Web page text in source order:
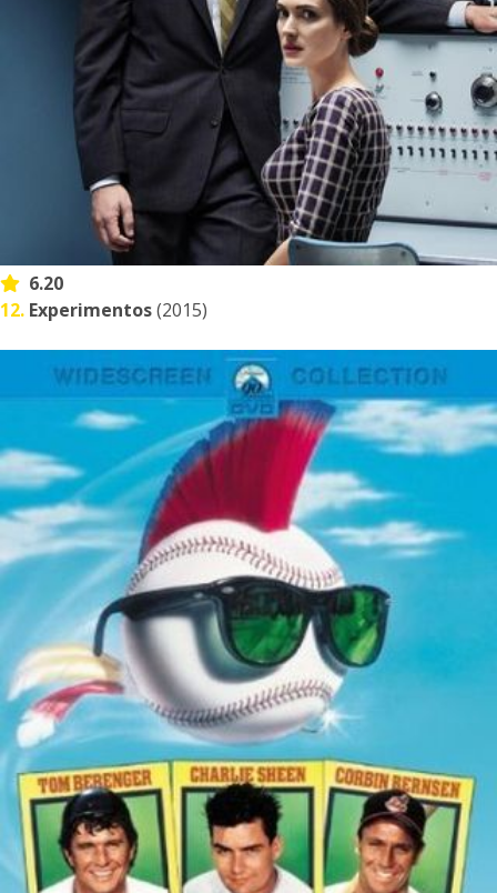
6.20
12. Experimentos(2015)